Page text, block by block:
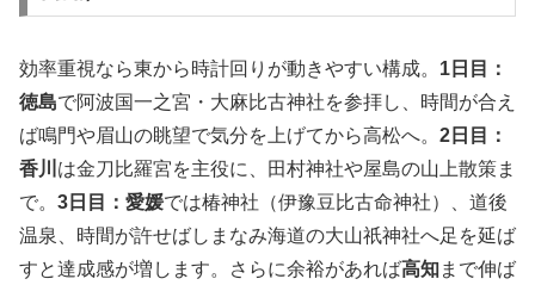
効率重視なら東から時計回りが動きやすい構成。 1日目：
徳島で阿波国一之宮・大麻比古神社を参拝し、時間が合え
ば鳴門や眉山の眺望で気分を上げてから高松へ。 2日目：
香川 は金刀比羅宮を主役に、田村神社や屋島の山上散策ま
で。 3日目：愛媛では椿神社（伊豫豆比古命神社）、道後
温泉、時間が許せばしまなみ海道の大山祇神社へ足を延ば
すと達成感が増します。さらに余裕があれば高知まで伸ば